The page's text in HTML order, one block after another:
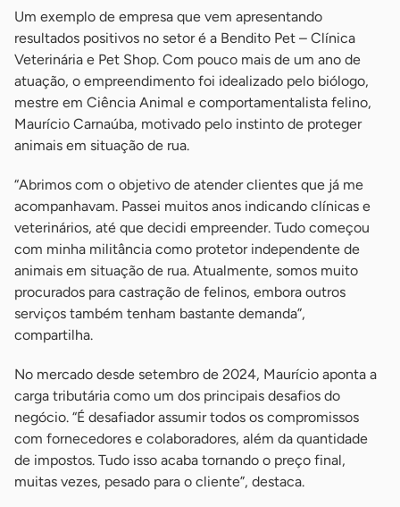
Um exemplo de empresa que vem apresentando
resultados positivos no setor é a Bendito Pet – Clínica
Veterinária e Pet Shop. Com pouco mais de um ano de
atuação, o empreendimento foi idealizado pelo biólogo,
mestre em Ciência Animal e comportamentalista felino,
Maurício Carnaúba, motivado pelo instinto de proteger
animais em situação de rua.
“Abrimos com o objetivo de atender clientes que já me
acompanhavam. Passei muitos anos indicando clínicas e
veterinários, até que decidi empreender. Tudo começou
com minha militância como protetor independente de
animais em situação de rua. Atualmente, somos muito
procurados para castração de felinos, embora outros
serviços também tenham bastante demanda”,
compartilha.
No mercado desde setembro de 2024, Maurício aponta a
carga tributária como um dos principais desafios do
negócio. “É desafiador assumir todos os compromissos
com fornecedores e colaboradores, além da quantidade
de impostos. Tudo isso acaba tornando o preço final,
muitas vezes, pesado para o cliente”, destaca.